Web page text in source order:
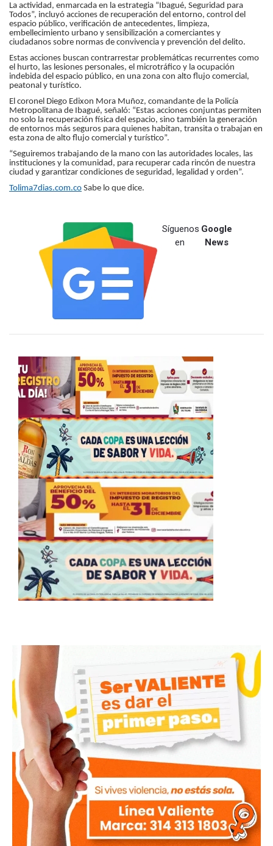
La actividad, enmarcada en la estrategia “Ibagué, Seguridad para
Todos”, incluyó acciones de recuperación del entorno, control del
espacio público, verificación de antecedentes, limpieza,
embellecimiento urbano y sensibilización a comerciantes y
ciudadanos sobre normas de convivencia y prevención del delito.
Estas acciones buscan contrarrestar problemáticas recurrentes como
el hurto, las lesiones personales, el microtráfico y la ocupación
indebida del espacio público, en una zona con alto flujo comercial,
peatonal y turístico.
El coronel Diego Edixon Mora Muñoz, comandante de la Policía
Metropolitana de Ibagué, señaló: “Estas acciones conjuntas permiten
no solo la recuperación física del espacio, sino también la generación
de entornos más seguros para quienes habitan, transita o trabajan en
esta zona de alto flujo comercial y turístico”.
“Seguiremos trabajando de la mano con las autoridades locales, las
instituciones y la comunidad, para recuperar cada rincón de nuestra
ciudad y garantizar condiciones de seguridad, legalidad y orden”.
Tolima7dias.com.co Sabe lo que dice.
Síguenos
en
Google
News